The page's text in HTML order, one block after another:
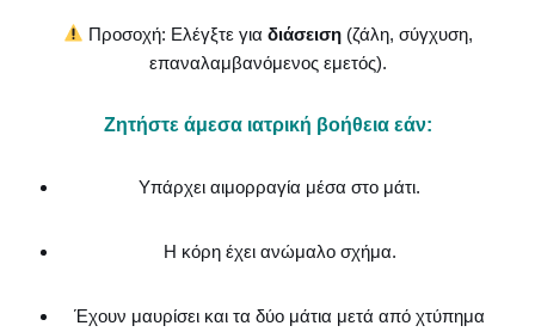
Προσοχή: Ελέγξτε για διάσειση(ζάλη, σύγχυση,
επαναλαμβανόμενος εμετός).
Ζητήστε άμεσα ιατρική βοήθεια εάν:
Υπάρχει αιμορραγία μέσα στο μάτι.
Η κόρη έχει ανώμαλο σχήμα.
Έχουν μαυρίσει και τα δύο μάτια μετά από χτύπημα